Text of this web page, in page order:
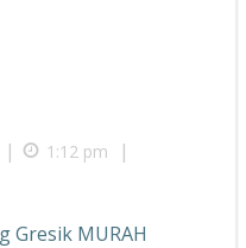
| 1:12 pm |
Gresik MURAH